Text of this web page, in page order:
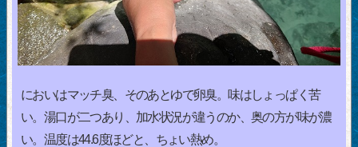
においはマッチ臭、そのあとゆで卵臭。味はしょっぱく苦
い。湯口が二つあり、加水状況が違うのか、奥の方が味が濃
い。温度は44.6度ほどと、ちょい熱め。